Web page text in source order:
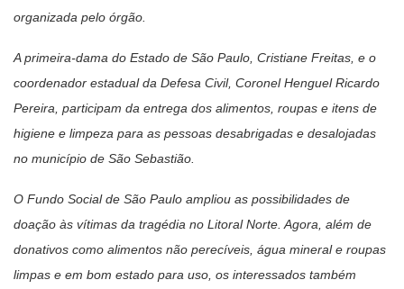
organizada pelo órgão.
A primeira-dama do Estado de São Paulo, Cristiane Freitas, e o
coordenador estadual da Defesa Civil, Coronel Henguel Ricardo
Pereira, participam da entrega dos alimentos, roupas e itens de
higiene e limpeza para as pessoas desabrigadas e desalojadas
no município de São Sebastião.
O Fundo Social de São Paulo ampliou as possibilidades de
doação às vítimas da tragédia no Litoral Norte. Agora, além de
donativos como alimentos não perecíveis, água mineral e roupas
limpas e em bom estado para uso, os interessados também